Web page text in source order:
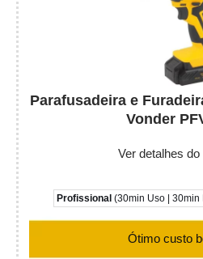
Parafusadeira e
Vonder
Ver detalhes
Profissional(30min Uso | 30min
Ótimo custo